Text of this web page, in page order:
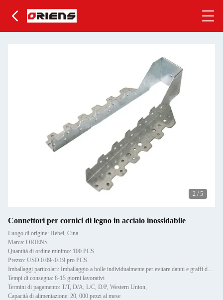
2 / 5
Connettori per cornici di legno in acciaio inossidabile
Luogo di origine: Hebei, Cina
Marca: ORIENS
Quantità di ordine minimo: 100 PCS
Prezzo: USD 0.09~0.19 pro PCS
Imballaggi particolari: Imballaggio a bolle individualmente per evitare danni e graffi durante il trasporto, poi in cartone
Tempi di consegna: 8-15 giorni lavorativi
Termini di pagamento: T/T, D/A, L/C, D/P, Western Union,
Capacità di alimentazione: 20, 000 pezzi al mese